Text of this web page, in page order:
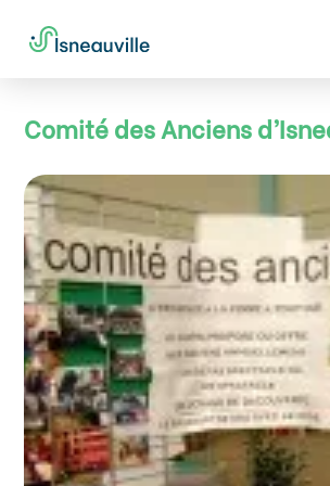
Comité des Anciens